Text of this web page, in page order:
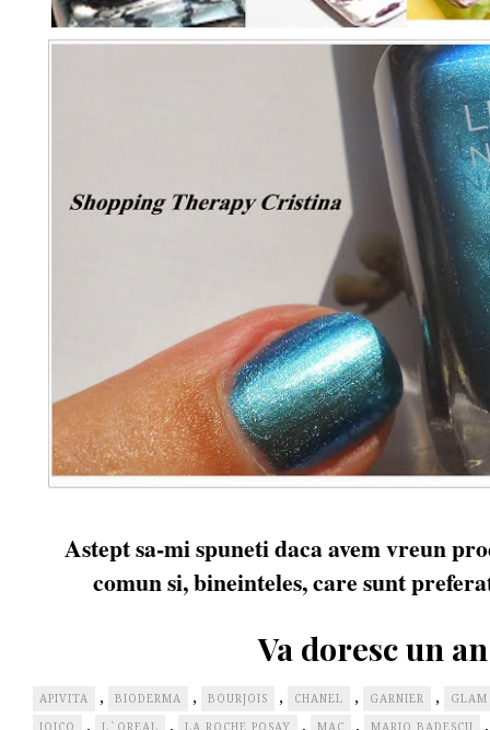
Astept sa-mi spuneti daca avem vreun
comun si, bineinteles, care sunt
Va doresc un
APIVITA , BIODERMA , BOURJOIS , CHANEL , GARNIER ,
JOICO , L`OREAL , LA ROCHE POSAY , MAC , MARIO BADESCU